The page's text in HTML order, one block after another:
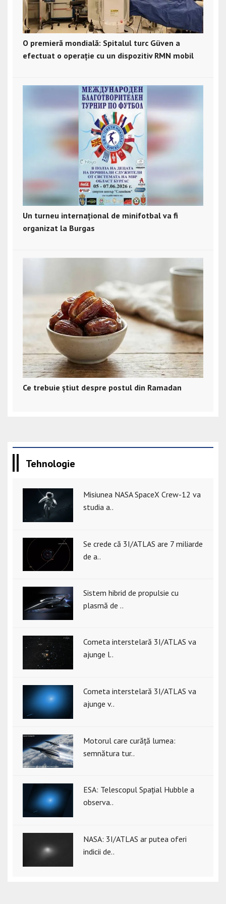
O premieră mondială: Spitalul turc Güven a
efectuat o operație cu un dispozitiv RMN mobil
Un turneu internațional de minifotbal va fi
organizat la Burgas
Ce trebuie știut despre postul din Ramadan
Tehnologie
Misiunea NASA SpaceX Crew-12 va
studia a..
Se crede că 3I/ATLAS are 7 miliarde
de a..
Sistem hibrid de propulsie cu
plasmă de ..
Cometa interstelară 3I/ATLAS va
ajunge l..
Cometa interstelară 3I/ATLAS va
ajunge v..
Motorul care curăță lumea:
semnătura tur..
ESA: Telescopul Spațial Hubble a
observa..
NASA: 3I/ATLAS ar putea oferi
indicii de..